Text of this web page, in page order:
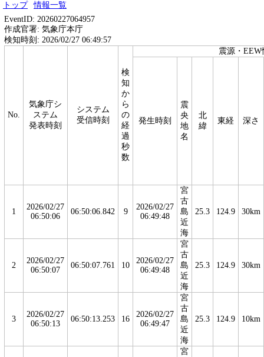
トップ
情報一覧
EventID: 20260227064957
作成官署: 気象庁本庁
検知時刻: 2026/02/27 06:49:57
No.
気象庁シ
ステム
発表時刻
システム
受信時刻
検
知
か
ら
の
経
過
秒
数
震源・EEW
発生時刻
震
央
地
名
北
緯
東経 深さ
1
2026/02/27
06:50:06
06:50:06.842 9
2026/02/27
06:49:48
宮
古
島
近
海
25.3 124.9 30km
2
2026/02/27
06:50:07
06:50:07.761 10
2026/02/27
06:49:48
宮
古
島
近
海
25.3 124.9 30km
3
2026/02/27
06:50:13
06:50:13.253 16
2026/02/27
06:49:47
宮
古
島
近
海
25.3 124.9 10km
宮